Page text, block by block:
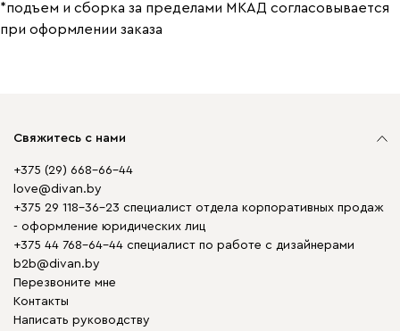
*подъем и сборка за пределами МКАД согласовывается
при оформлении заказа
Свяжитесь с нами
+375 (29) 668-66-44
love@divan.by
+375 29 118-36-23 специалист отдела корпоративных продаж
- оформление юридических лиц
+375 44 768-64-44 специалист по работе с дизайнерами
b2b@divan.by
Перезвоните мне
Контакты
Написать руководству